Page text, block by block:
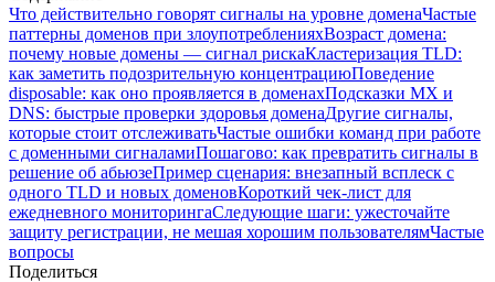
Что действительно говорят сигналы на уровне доменаЧастые
паттерны доменов при злоупотребленияхВозраст домена:
почему новые домены — сигнал рискаКластеризация TLD:
как заметить подозрительную концентрациюПоведение
disposable: как оно проявляется в доменахПодсказки MX и
DNS: быстрые проверки здоровья доменаДругие сигналы,
которые стоит отслеживатьЧастые ошибки команд при работе
с доменными сигналамиПошагово: как превратить сигналы в
решение об абьюзеПример сценария: внезапный всплеск с
одного TLD и новых доменовКороткий чек‑лист для
ежедневного мониторингаСледующие шаги: ужесточайте
защиту регистрации, не мешая хорошим пользователямЧастые
вопросы
Поделиться